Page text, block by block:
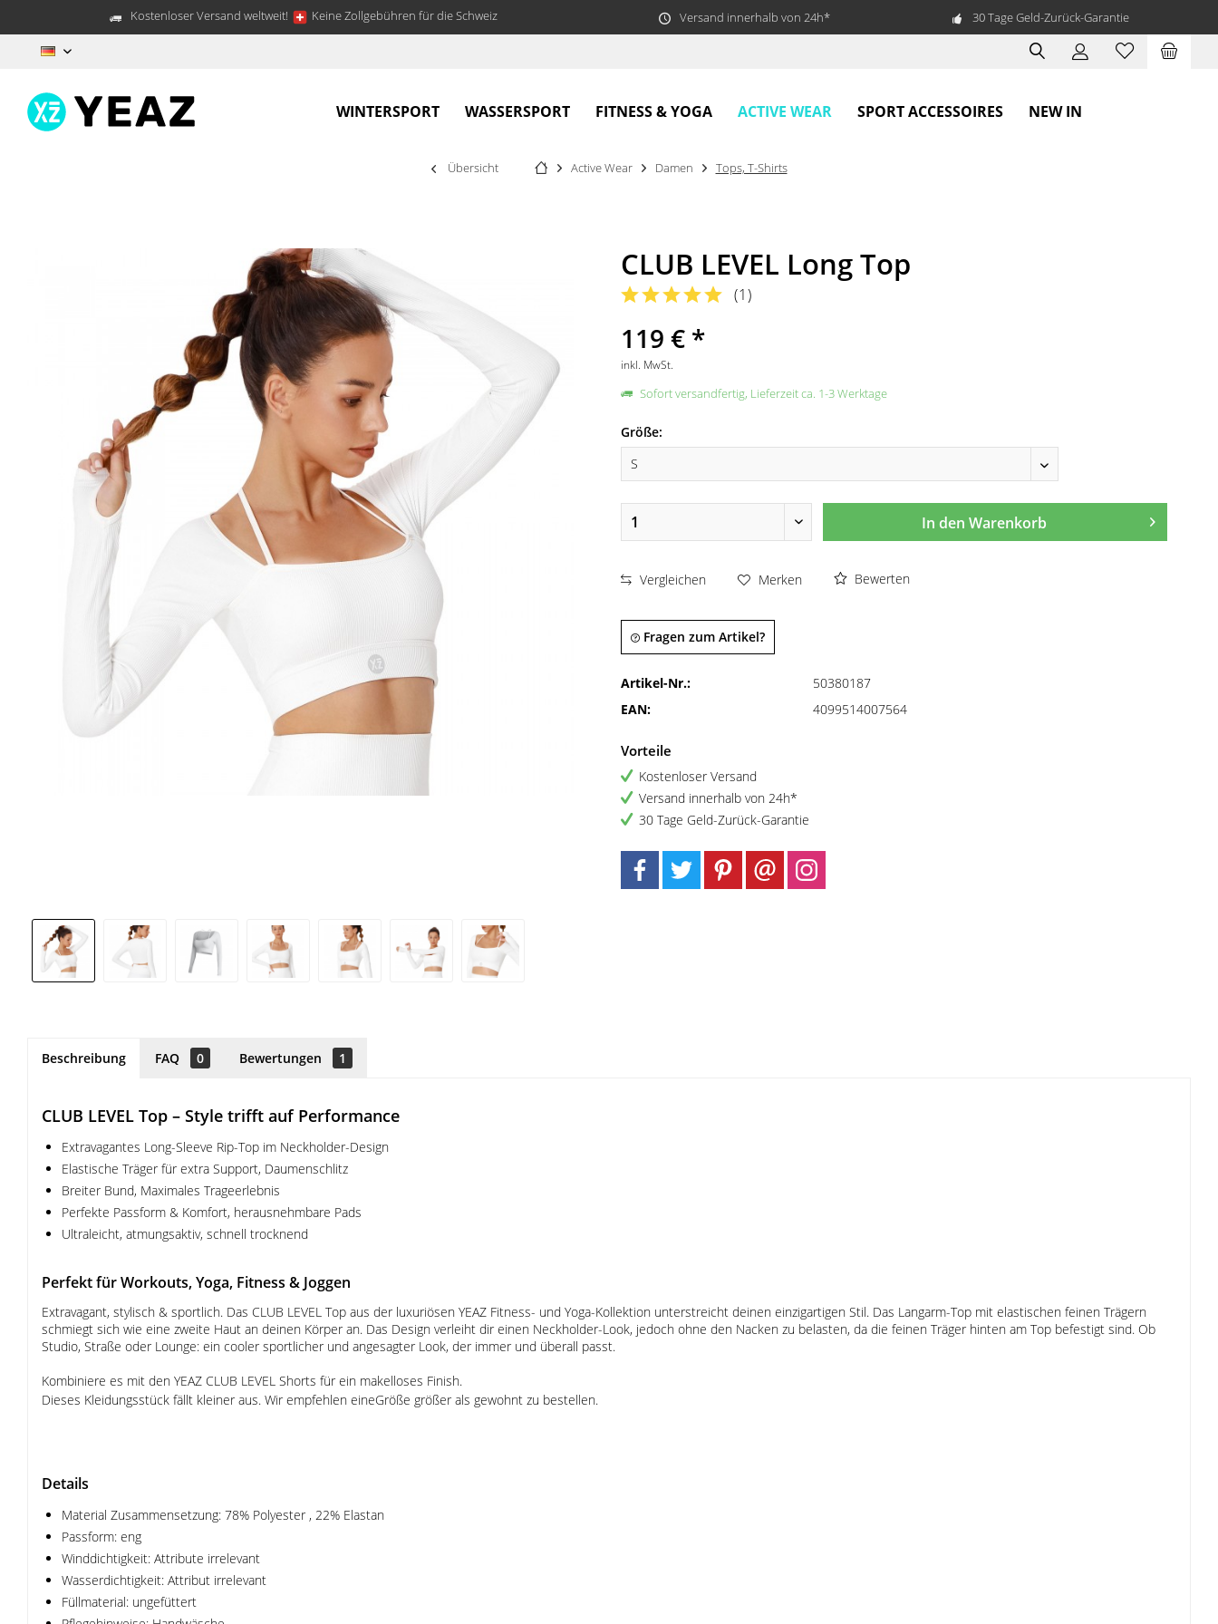
Kostenloser Versand weltweit! Keine Zollgebühren für die Schweiz Versand innerhalb von 24h* 30 Tage Geld-Zurück-Garantie
WINTERSPORT WASSERSPORT FITNESS & YOGA ACTIVE WEAR SPORT ACCESSOIRES NEW IN
Übersicht Active Wear Damen Tops, T-Shirts
CLUB LEVEL Long Top
(1)
119 € *
inkl. MwSt.
Sofort versandfertig, Lieferzeit ca. 1-3 Werktage
Größe:
In den Warenkorb
Vergleichen Merken Bewerten
Fragen zum Artikel?
Artikel-Nr.:
50380187
EAN:
4099514007564
Vorteile
Kostenloser Versand
Versand innerhalb von 24h*
30 Tage Geld-Zurück-Garantie
Beschreibung FAQ 0 Bewertungen 1
CLUB LEVEL Top – Style trifft auf Performance
Extravagantes Long-Sleeve Rip-Top im Neckholder-Design
Elastische Träger für extra Support, Daumenschlitz
Breiter Bund, Maximales Trageerlebnis
Perfekte Passform & Komfort, herausnehmbare Pads
Ultraleicht, atmungsaktiv, schnell trocknend
Perfekt für Workouts, Yoga, Fitness & Joggen
Extravagant, stylisch & sportlich. Das CLUB LEVEL Top aus der luxuriösen YEAZ Fitness- und Yoga-Kollektion unterstreicht deinen einzigartigen Stil. Das Langarm-Top mit elastischen feinen Trägern
schmiegt sich wie eine zweite Haut an deinen Körper an. Das Design verleiht dir einen Neckholder-Look, jedoch ohne den Nacken zu belasten, da die feinen Träger hinten am Top befestigt sind. Ob
Studio, Straße oder Lounge: ein cooler sportlicher und angesagter Look, der immer und überall passt.
Kombiniere es mit den YEAZ CLUB LEVEL Shorts für ein makelloses Finish.
Dieses Kleidungsstück fällt kleiner aus. Wir empfehlen eineGröße größer als gewohnt zu bestellen.
Details
Material Zusammensetzung: 78% Polyester , 22% Elastan
Passform: eng
Winddichtigkeit: Attribute irrelevant
Wasserdichtigkeit: Attribut irrelevant
Füllmaterial: ungefüttert